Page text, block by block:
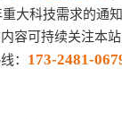
大科技需求的通
容可持续关注本
： 173-2481-